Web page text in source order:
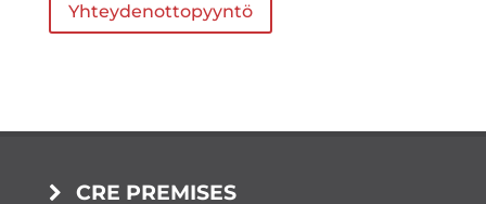
Yhteydenottopyyntö
CRE PREMISES